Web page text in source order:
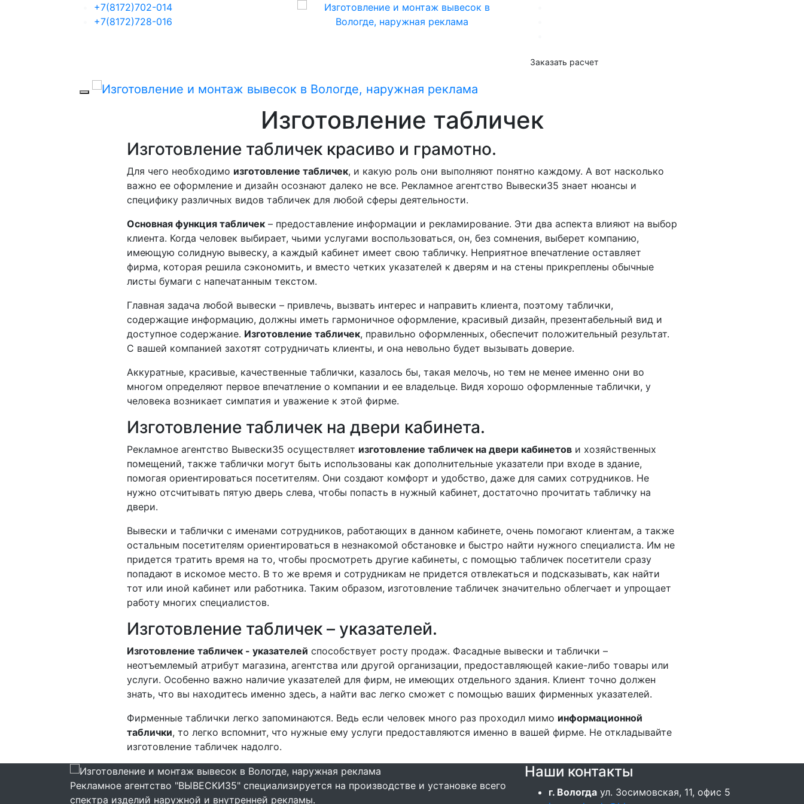
+7(8172)702-014
+7(8172)728-016
Заказать расчет
Изготовление табличек
Изготовление табличек красиво и грамотно.
Для чего необходимо изготовление табличек, и какую роль они выполняют понятно каждому. А вот насколько
важно ее оформление и дизайн осознают далеко не все. Рекламное агентство Вывески35 знает нюансы и
специфику различных видов табличек для любой сферы деятельности.
Основная функция табличек – предоставление информации и рекламирование. Эти два аспекта влияют на выбор
клиента. Когда человек выбирает, чьими услугами воспользоваться, он, без сомнения, выберет компанию,
имеющую солидную вывеску, а каждый кабинет имеет свою табличку. Неприятное впечатление оставляет
фирма, которая решила сэкономить, и вместо четких указателей к дверям и на стены прикреплены обычные
листы бумаги с напечатанным текстом.
Главная задача любой вывески – привлечь, вызвать интерес и направить клиента, поэтому таблички,
содержащие информацию, должны иметь гармоничное оформление, красивый дизайн, презентабельный вид и
доступное содержание. Изготовление табличек, правильно оформленных, обеспечит положительный результат.
С вашей компанией захотят сотрудничать клиенты, и она невольно будет вызывать доверие.
Аккуратные, красивые, качественные таблички, казалось бы, такая мелочь, но тем не менее именно они во
многом определяют первое впечатление о компании и ее владельце. Видя хорошо оформленные таблички, у
человека возникает симпатия и уважение к этой фирме.
Изготовление табличек на двери кабинета.
Рекламное агентство Вывески35 осуществляет изготовление табличек на двери кабинетов и хозяйственных
помещений, также таблички могут быть использованы как дополнительные указатели при входе в здание,
помогая ориентироваться посетителям. Они создают комфорт и удобство, даже для самих сотрудников. Не
нужно отсчитывать пятую дверь слева, чтобы попасть в нужный кабинет, достаточно прочитать табличку на
двери.
Вывески и таблички с именами сотрудников, работающих в данном кабинете, очень помогают клиентам, а также
остальным посетителям ориентироваться в незнакомой обстановке и быстро найти нужного специалиста. Им не
придется тратить время на то, чтобы просмотреть другие кабинеты, с помощью табличек посетители сразу
попадают в искомое место. В то же время и сотрудникам не придется отвлекаться и подсказывать, как найти
тот или иной кабинет или работника. Таким образом, изготовление табличек значительно облегчает и упрощает
работу многих специалистов.
Изготовление табличек – указателей.
Изготовление табличек - указателей способствует росту продаж. Фасадные вывески и таблички –
неотъемлемый атрибут магазина, агентства или другой организации, предоставляющей какие-либо товары или
услуги. Особенно важно наличие указателей для фирм, не имеющих отдельного здания. Клиент точно должен
знать, что вы находитесь именно здесь, а найти вас легко сможет с помощью ваших фирменных указателей.
Фирменные таблички легко запоминаются. Ведь если человек много раз проходил мимо информационной
таблички, то легко вспомнит, что нужные ему услуги предоставляются именно в вашей фирме. Не откладывайте
изготовление табличек надолго.
Рекламное агентство "ВЫВЕСКИ35" специализируется на производстве и установке всего
спектра изделий наружной и внутренней рекламы.
Наши контакты
г. Вологда ул. Зосимовская, 11, офис 5